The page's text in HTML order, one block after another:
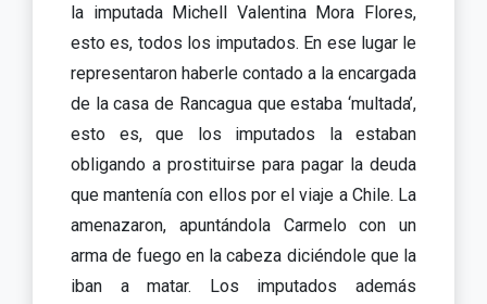
la imputada Michell Valentina Mora Flores,
esto es, todos los imputados. En ese lugar le
representaron haberle contado a la encargada
de la casa de Rancagua que estaba ‘multada’,
esto es, que los imputados la estaban
obligando a prostituirse para pagar la deuda
que mantenía con ellos por el viaje a Chile. La
amenazaron, apuntándola Carmelo con un
arma de fuego en la cabeza diciéndole que la
iban a matar. Los imputados además